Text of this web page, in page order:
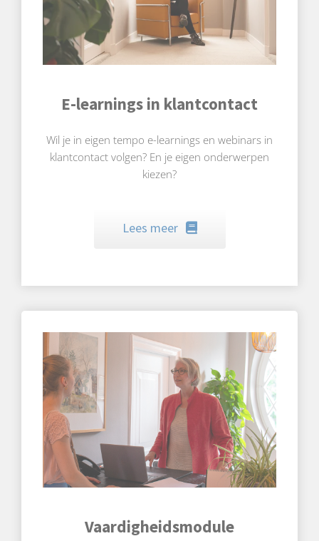
E-learnings in klantcontact
Wil je in eigen tempo e-learnings en webinars in
klantcontact volgen? En je eigen onderwerpen
kiezen?
Lees meer
Vaardigheidsmodule